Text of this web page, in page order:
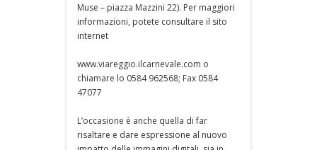
Muse – piazza Mazzini 22). Per maggiori
informazioni, potete consultare il sito
internet
www.viareggio.ilcarnevale.com o
chiamare lo 0584 962568; Fax 0584
47077
L’occasione è anche quella di far
risaltare e dare espressione al nuovo